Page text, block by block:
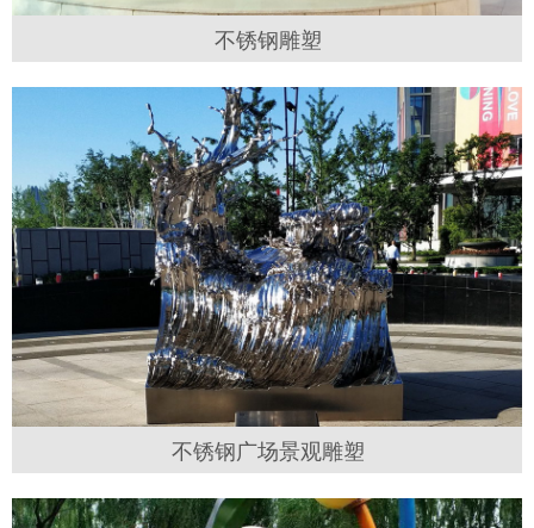
不锈钢雕塑
不锈钢广场景观雕塑